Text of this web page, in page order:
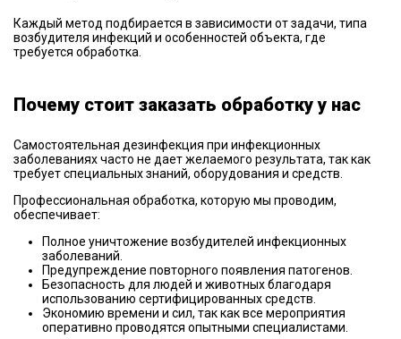
Каждый метод подбирается в зависимости от задачи, типа
возбудителя инфекций и особенностей объекта, где
требуется обработка.
Почему стоит заказать обработку у нас
Самостоятельная дезинфекция при инфекционных
заболеваниях часто не дает желаемого результата, так как
требует специальных знаний, оборудования и средств.
Профессиональная обработка, которую мы проводим,
обеспечивает:
Полное уничтожение возбудителей инфекционных
заболеваний.
Предупреждение повторного появления патогенов.
Безопасность для людей и животных благодаря
использованию сертифицированных средств.
Экономию времени и сил, так как все мероприятия
оперативно проводятся опытными специалистами.